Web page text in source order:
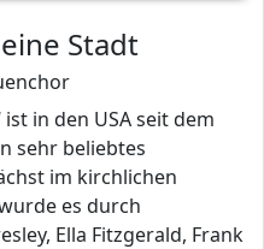
Stadt
in den USA seit dem
sehr beliebtes
im kirchlichen
es durch
Ella Fitzgerald, Frank